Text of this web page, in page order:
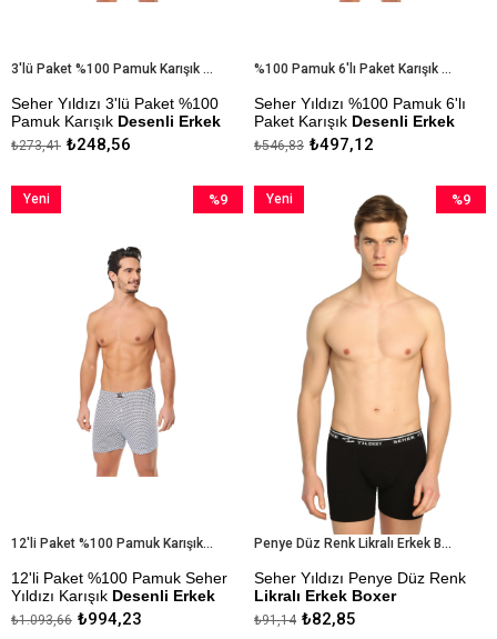
3'lü Paket %100 Pamuk Karışık Desenli Erkek Boxer
Seher Yıldızı 3'lü Paket %100
Pamuk Karışık Desenli Erkek
Boxer
Desen Olduğu İçin Stok
Durumuna Göre Gönderim
Kapıda Ödeme Seçeneği
₺248,56
₺273,41
%100 Pamuk 6'lı Paket Karışık Desenli Erkek Boxer
Seher Yıldızı %100 Pamuk 6'lı
Paket Karışık Desenli Erkek
Boxer
Desen Olduğu İçin Stok
Durumuna Göre Gönderim
Kapıda Ödeme Seçeneği
₺497,12
₺546,83
12'li Paket %100 Pamuk Karışık Desenli Erkek Boxer
12'li Paket %100 Pamuk Seher
Yıldızı Karışık Desenli Erkek
Boxer
₺994,23
₺1.093,66
%9
Yeni
Penye Düz Renk Likralı Erkek Boxer
Seher Yıldızı Penye Düz Renk
Likralı Erkek Boxer
Kapıda Ödeme Seçeneği
₺82,85
₺91,14
%9
Yeni